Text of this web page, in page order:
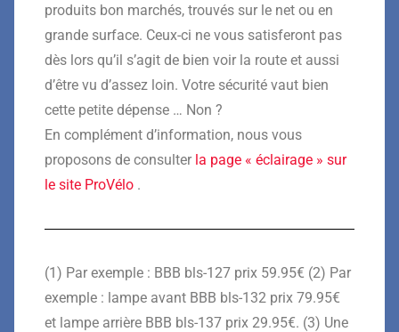
produits bon marchés, trouvés sur le net ou en
grande surface. Ceux-ci ne vous satisferont pas
dès lors qu’il s’agit de bien voir la route et aussi
d’être vu d’assez loin. Votre sécurité vaut bien
cette petite dépense … Non ?
En complément d’information, nous vous
proposons de consulter la page « éclairage » sur
le site ProVélo .
(1) Par exemple : BBB bls-127 prix 59.95€ (2) Par
exemple : lampe avant BBB bls-132 prix 79.95€
et lampe arrière BBB bls-137 prix 29.95€. (3) Une